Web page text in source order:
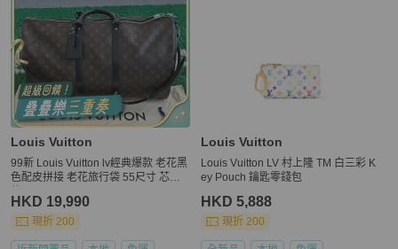
Louis Vuitton
99新 Louis Vuitton lv經典爆款 老花黑
色配皮拼接 老花旅行袋 55尺寸 芯片
HKD 19,990
現折 200
Louis Vuitton
Louis Vuitton LV 村上隆 TM 白三彩 K
ey Pouch 鑰匙零錢包
HKD 5,888
現折 200